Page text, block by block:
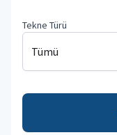
Tekne Türü